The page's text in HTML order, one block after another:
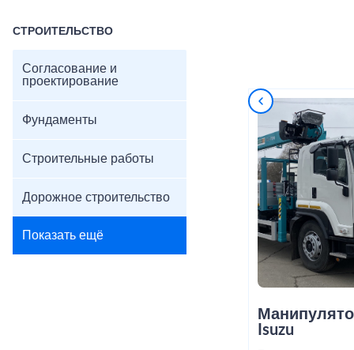
СТРОИТЕЛЬСТВО
Согласование и
проектирование
Фундаменты
Строительные работы
Дорожное строительство
Показать ещё
Isuzu